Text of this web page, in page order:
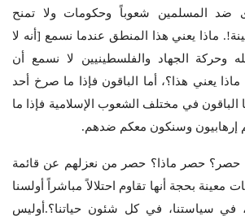
ضد المسلمين شعوباً وحكومات ولا تمنح
ماذا يعني هذا المنطق عندما نسمع [أنه لا
وحركة الجهاد والفلسطينيين لا نسمع أن
ماذا يعني هذا؟، أما الباقون فإذا ما صرخ أحد
الباقون في مختلف الشعوب الإسلامية فإذا ما
إرهابيون وسنكون معكم ضدهم.
حصر؟ حصر ماذا؟ حصر من نعزلهم عن قائمة
بحجة أنها تقاوم احتلالاً مباشراً أولسنا
في سياستنا، في كل شئون حياتنا؟.أوليس